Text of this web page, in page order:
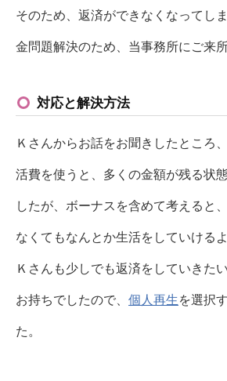
そのため、返済ができなくなってし
金問題解決のため、当事務所にご来
対応と解決方法
Ｋさんからお話をお聞きしたところ
活費を使うと、多くの金額が残る状
したが、ボーナスを含めて考えると
なくてもなんとか生活をしていける
Ｋさんも少しでも返済をしていきた
お持ちでしたので、 個人再生を選択
た。